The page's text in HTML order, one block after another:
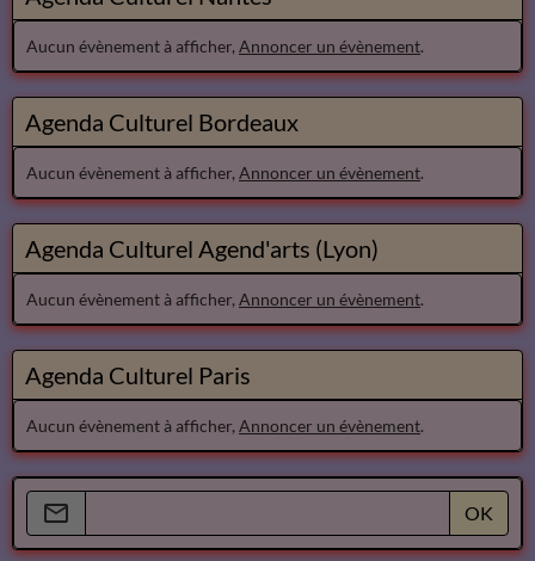
Aucun évènement à afficher, Annoncer un évènement.
Agenda Culturel Bordeaux
Aucun évènement à afficher, Annoncer un évènement.
Agenda Culturel Agend'arts (Lyon)
Aucun évènement à afficher, Annoncer un évènement.
Agenda Culturel Paris
Aucun évènement à afficher, Annoncer un évènement.
OK